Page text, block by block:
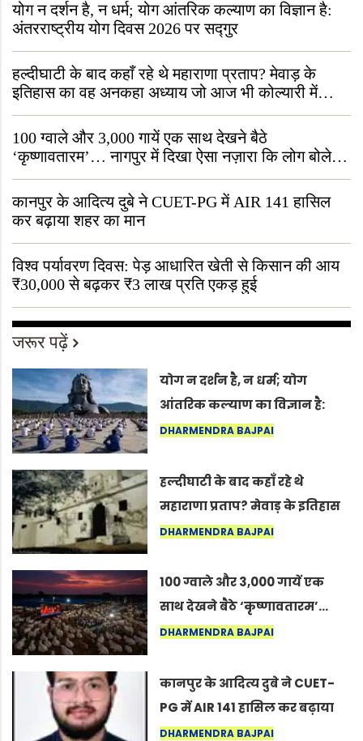
योग न दर्शन है, न धर्म; योग आंतरिक कल्याण का विज्ञान है:
अंतरराष्ट्रीय योग दिवस 2026 पर सद्गुर
हल्दीघाटी के बाद कहाँ रहे थे महाराणा प्रताप? मेवाड़ के
इतिहास का वह अनकहा अध्याय जो आज भी कोल्यारी में
जीवित है
100 ग्वाले और 3,000 गायें एक साथ देखने बैठे
‘कृष्णावतारम’… नागपुर में दिखा ऐसा नज़ारा कि लोग बोले,
“ऐसा तो सिर्फ़ कृष्ण ही कर सकते हैं”
कानपुर के आदित्य दुबे ने CUET-PG में AIR 141 हासिल
कर बढ़ाया शहर का मान
विश्व पर्यावरण दिवस: पेड़ आधारित खेती से किसान की आय
₹30,000 से बढ़कर ₹3 लाख प्रति एकड़ हुई
जरूर पढ़ें
योग न दर्शन है, न धर्म; योग
आंतरिक कल्याण का विज्ञान है:
अंतरराष्ट्रीय योग दिवस 2026 पर
DHARMENDRA BAJPAI
हल्दीघाटी के बाद कहाँ रहे थे
महाराणा प्रताप? मेवाड़ के इतिहास
का वह अनकहा अध्याय जो आज भी
DHARMENDRA BAJPAI
100 ग्वाले और 3,000 गायें एक
साथ देखने बैठे ‘कृष्णावतारम’…
नागपुर में दिखा ऐसा नज़ारा कि
कर सकते हैं”
DHARMENDRA BAJPAI
कानपुर के आदित्य दुबे ने CUET-
PG में AIR 141 हासिल कर बढ़ाया
शहर का मान
DHARMENDRA BAJPAI